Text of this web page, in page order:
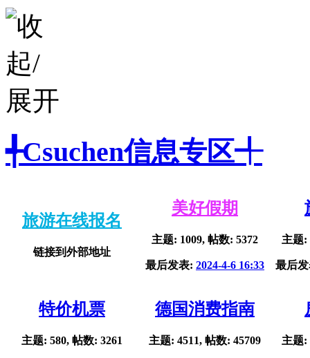
╃Csuchen信息专区╃
旅游在线报名
链接到外部地址
美好假期
主题: 1009, 帖数: 5372
最后发表: 2024-4-6 16:33
主题:
最后
特价机票
主题: 580, 帖数: 3261
德国消费指南
主题: 4511, 帖数: 45709 主题: